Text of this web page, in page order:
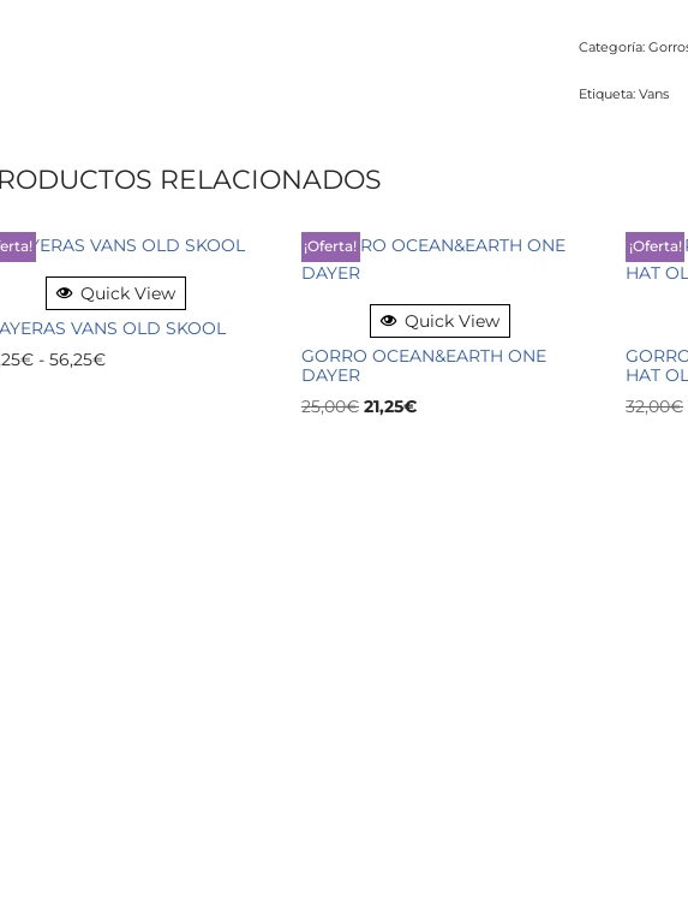
Categoría:
Etiqueta:Vans
RELACIONADOS
Quick View
VANS OLD SKOOL
€ - 56,25€
¡Oferta!
Quick View
GORRO OCEAN&EARTH ONE
DAYER
25,00€ 21,25€
¡Oferta!
HAT
32,00€